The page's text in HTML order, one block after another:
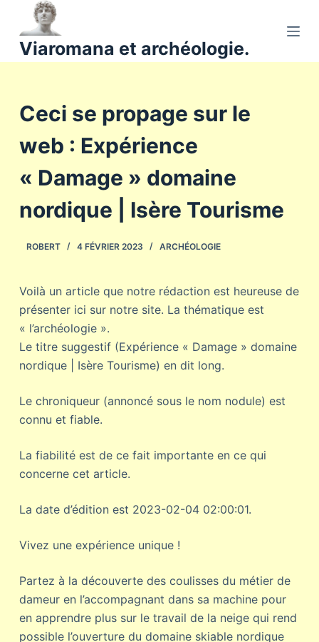
a
u
o
Viaromana et archéologie.
Ceci se propage sur le
web : Expérience
« Damage » domaine
nordique | Isère Tourisme
ROBERT 4 FÉVRIER 2023 ARCHÉOLOGIE
Voilà un article que notre rédaction est heureuse de
présenter ici sur notre site. La thématique est
« l’archéologie ».
Le titre suggestif (Expérience « Damage » domaine
nordique | Isère Tourisme) en dit long.
Le chroniqueur (annoncé sous le nom nodule) est
connu et fiable.
La fiabilité est de ce fait importante en ce qui
concerne cet article.
La date d’édition est 2023-02-04 02:00:01.
Vivez une expérience unique !
Partez à la découverte des coulisses du métier de
dameur en l’accompagnant dans sa machine pour
en apprendre plus sur le travail de la neige qui rend
possible l’ouverture du domaine skiable nordique